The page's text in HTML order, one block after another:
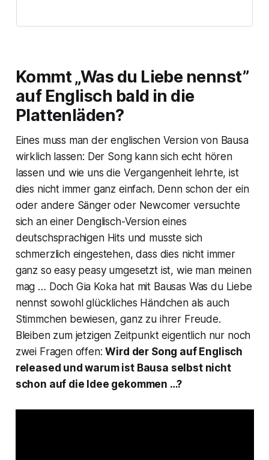
Kommt „Was du Liebe nennst”
auf Englisch bald in die
Plattenläden?
Eines muss man der englischen Version von Bausa
wirklich lassen: Der Song kann sich echt hören
lassen und wie uns die Vergangenheit lehrte, ist
dies nicht immer ganz einfach. Denn schon der ein
oder andere Sänger oder Newcomer versuchte
sich an einer Denglisch-Version eines
deutschsprachigen Hits und musste sich
schmerzlich eingestehen, dass dies nicht immer
ganz so easy peasy umgesetzt ist, wie man meinen
mag … Doch Gia Koka hat mit Bausas Was du Liebe
nennstsowohl glückliches Händchen als auch
Stimmchen bewiesen, ganz zu ihrer Freude.
Bleiben zum jetzigen Zeitpunkt eigentlich nur noch
zwei Fragen offen:Wird der Song auf Englisch
released und warum ist Bausa selbst nicht
schon auf die Idee gekommen …?